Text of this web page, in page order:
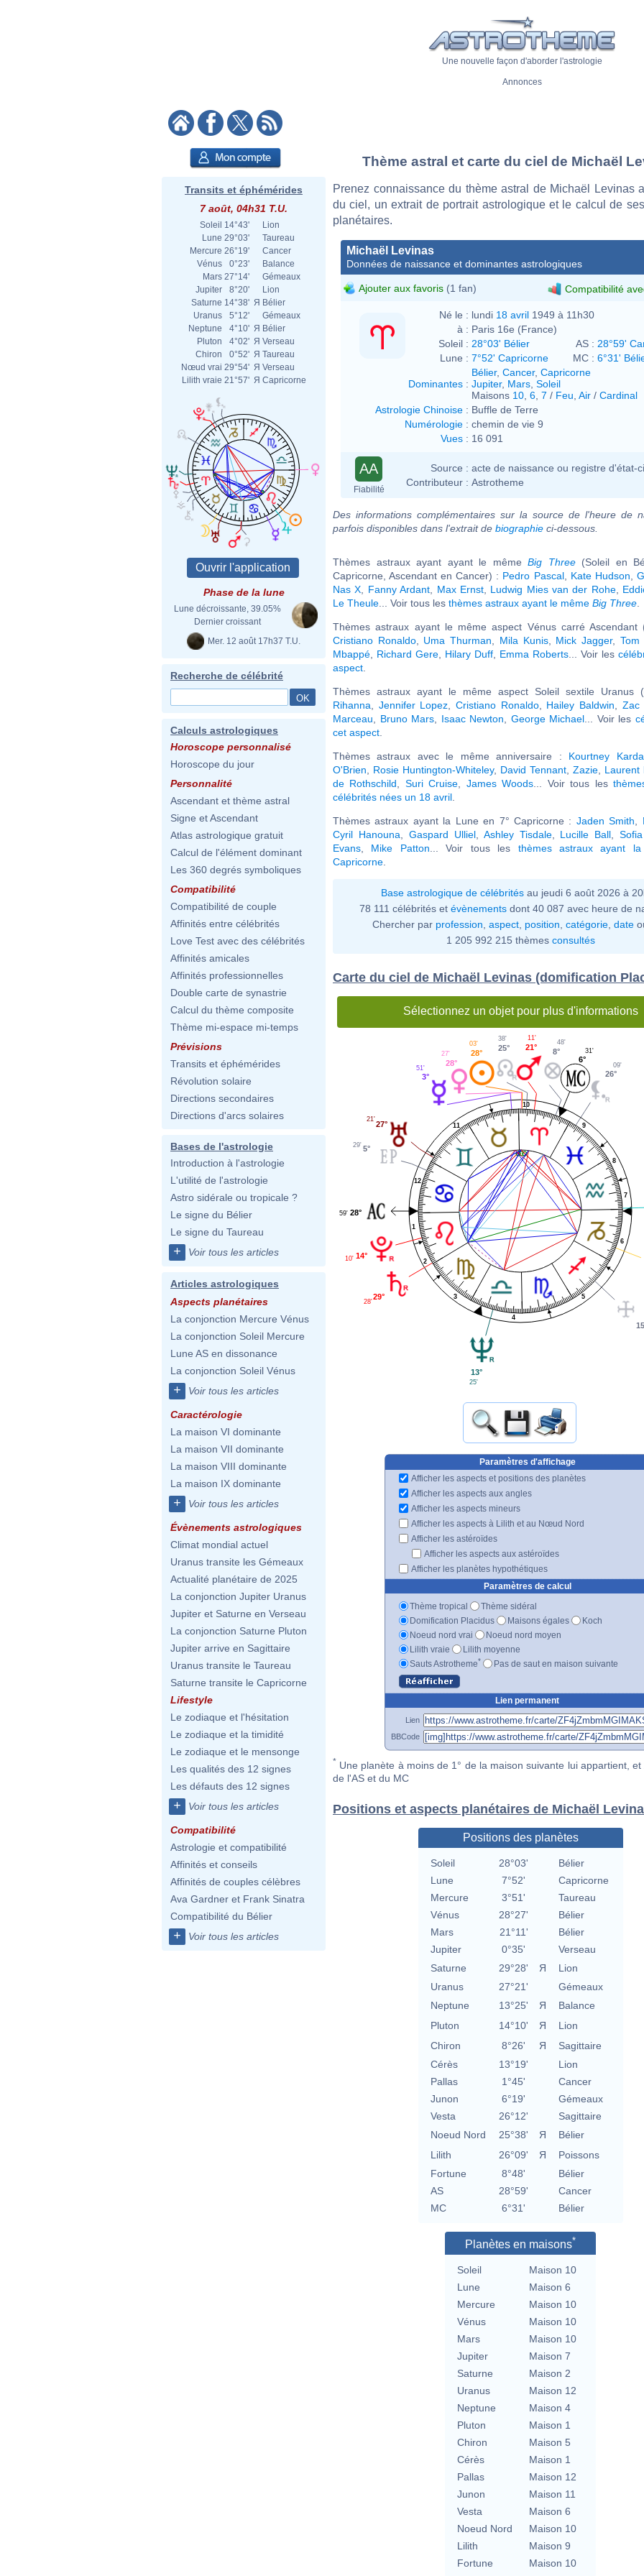
Une nouvelle façon d'aborder l'astrologie
Annonces
Transits et éphémérides
7 août, 04h31 T.U.
Soleil 14°43'
Lion
Lune 29°03'
Taureau
Mercure 26°19'
Cancer
Vénus
0°23'
Balance
Mars 27°14'
Gémeaux
Jupiter
8°20'
Lion
Saturne 14°38' Я Bélier
Uranus
5°12'
Gémeaux
Neptune
4°10' Я Bélier
Pluton
4°02' Я Verseau
Chiron
0°52' Я Taureau
Nœud vrai 29°54' Я Verseau
Lilith vraie 21°57' Я Capricorne
Phase de la lune
Lune décroissante, 39.05%
Dernier croissant
Mer. 12 août 17h37 T.U.
Recherche de célébrité
Calculs astrologiques
Horoscope personnalisé
Horoscope du jour
Personnalité
Ascendant et thème astral
Signe et Ascendant
Atlas astrologique gratuit
Calcul de l'élément dominant
Les 360 degrés symboliques
Compatibilité
Compatibilité de couple
Affinités entre célébrités
Love Test avec des célébrités
Affinités amicales
Affinités professionnelles
Double carte de synastrie
Calcul du thème composite
Thème mi-espace mi-temps
Prévisions
Transits et éphémérides
Révolution solaire
Directions secondaires
Directions d'arcs solaires
Bases de l'astrologie
Introduction à l'astrologie
L'utilité de l'astrologie
Astro sidérale ou tropicale ?
Le signe du Bélier
Le signe du Taureau
+ Voir tous les articles
Articles astrologiques
Aspects planétaires
La conjonction Mercure Vénus
La conjonction Soleil Mercure
Lune AS en dissonance
La conjonction Soleil Vénus
+ Voir tous les articles
Caractérologie
La maison VI dominante
La maison VII dominante
La maison VIII dominante
La maison IX dominante
+ Voir tous les articles
Évènements astrologiques
Climat mondial actuel
Uranus transite les Gémeaux
Actualité planétaire de 2025
La conjonction Jupiter Uranus
Jupiter et Saturne en Verseau
La conjonction Saturne Pluton
Jupiter arrive en Sagittaire
Uranus transite le Taureau
Saturne transite le Capricorne
Lifestyle
Le zodiaque et l'hésitation
Le zodiaque et la timidité
Le zodiaque et le mensonge
Les qualités des 12 signes
Les défauts des 12 signes
+ Voir tous les articles
Compatibilité
Astrologie et compatibilité
Affinités et conseils
Affinités de couples célèbres
Ava Gardner et Frank Sinatra
Compatibilité du Bélier
+ Voir tous les articles
Thème astral et carte du ciel de Michaël
Prenez connaissance du thème astral de Michaël Levinas
du ciel, un extrait de portrait astrologique et le calcul de
planétaires.
Michaël Levinas
Données de naissance et dominantes astrologiques
Ajouter aux favoris (1 fan) Compatibilité
Né le : lundi 18 avril 1949 à 11h30
à : Paris 16e (France)
Soleil : 28°03' Bélier AS : 28°59'
Lune : 7°52' Capricorne MC : 6°31'
Dominantes :
Bélier, Cancer, Capricorne
Jupiter, Mars Soleil
Maisons 10 6 7 / Feu Air / Cardinal
Astrologie Chinoise : Buffle de Terre
Numérologie : chemin de vie 9
Vues : 16 091
AA
Fiabilité
Source : acte de naissance ou registre d'état-
Contributeur : Astrotheme
Des informations complémentaires sur la source de l'heure de
parfois disponibles dans l'extrait de biographie ci-dessous.
Thèmes astraux ayant ayant le même Big Three(Soleil en
Capricorne, Ascendant en Cancer) : Pedro Pascal, Kate Hudson
Nas X
Fanny Ardant Max Ernst, Ludwig Mies van der Rohe,
Le Theule ... Voir tous les thèmes astraux ayant le même Big Three
Thèmes astraux ayant le même aspect Vénus carré Ascendant
Cristiano Ronaldo, Uma Thurman Mila Kunis, Mick Jagger, Tom
Mbappé
Richard Gere Hilary Duff Emma Roberts ... Voir les
aspect
Thèmes astraux ayant le même aspect Soleil sextile Uranus
Rihanna
Jennifer Lopez ,Cristiano Ronaldo, Hailey Baldwin Zac
Marceau
Bruno Mars Isaac Newton George Michael ... Voir les
cet aspect
Thèmes astraux avec le même anniversaire : Kourtney
O'Brien
Rosie Huntington-Whiteley, David Tennant Zazie Laurent
de Rothschild
Suri Cruise James Woods ... Voir tous les
célébrités nées un 18 avril
Thèmes astraux ayant la Lune en 7° Capricorne : Jaden Smith
Cyril Hanouna
Gaspard Ulliel, Ashley Tisdale, Lucille Ball ,
Evans
Mike Patton ... Voir tous les thèmes astraux ayant
Capricorne
Base astrologique de célébritésau jeudi 6 août 2026 à
78 111 célébrités et évènements dont 40 087 avec heure de
Chercher par profession aspect position catégorie date
1 205 992 215 thèmes consultés
Carte du ciel de Michaël Levinas (domification
Sélectionnez un objet pour plus d'informations
1
2
3
4
5
6
7
8
9
10
11
12
26°
09'
6°
31'
8°
48'
21°
11'
25°
38'
28°
03'
28°
27'
3°
51'
27°
21'
5°
29'
28°
59'
14°
10'
29°
28'
13°
25'
Paramètres d'affichage
Afficher les aspects et positions des planètes
Afficher les aspects aux angles
Afficher les aspects mineurs
Afficher les aspects à Lilith et au Nœud Nord
Afficher les astéroïdes
Afficher les aspects aux astéroïdes
Afficher les planètes hypothétiques
Paramètres de calcul
Thème tropical
Thème sidéral
Domification Placidus
Maisons égales
Koch
Noeud nord vrai
Noeud nord moyen
Lilith vraie
Lilith moyenne
Sauts Astrotheme* Pas de saut en maison suivante
Lien permanent
Lien
BBCode
* Une planète à moins de 1° de la maison suivante lui appartient, et
de l'AS et du MC
Positions et aspects planétaires de Michaël
Positions des planètes
Soleil 28°03'
Bélier
Lune
7°52'
Capricorne
Mercure
3°51'
Taureau
Vénus
28°27'
Bélier
Mars
21°11'
Bélier
Jupiter
0°35'
Verseau
Saturne
29°28' Я
Lion
Uranus
27°21'
Gémeaux
Neptune
13°25' Я
Balance
Pluton
14°10' Я
Lion
Chiron
8°26' Я
Sagittaire
Cérès
13°19'
Lion
Pallas
1°45'
Cancer
Junon
6°19'
Gémeaux
Vesta
26°12'
Sagittaire
Noeud Nord
25°38' Я
Bélier
Lilith
26°09' Я
Poissons
Fortune
8°48'
Bélier
AS
28°59'
Cancer
MC
6°31' Bélier
Planètes en maisons*
Soleil
Maison 10
Lune
Maison 6
Mercure
Maison 10
Vénus
Maison 10
Mars
Maison 10
Jupiter
Maison 7
Saturne
Maison 2
Uranus
Maison 12
Neptune
Maison 4
Pluton
Maison 1
Chiron
Maison 5
Cérès
Maison 1
Pallas
Maison 12
Junon
Maison 11
Vesta
Maison 6
Noeud Nord
Maison 10
Lilith
Maison 9
Fortune
Maison 10